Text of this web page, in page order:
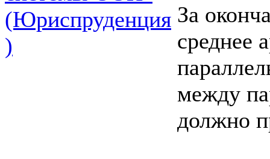
(Юриспруденция
)
За
среднее
между
должно